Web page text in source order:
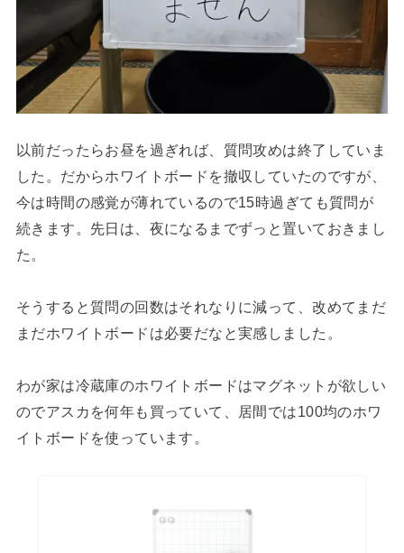
以前だったらお昼を過ぎれば、質問攻めは終了していま
した。だからホワイトボードを撤収していたのですが、
今は時間の感覚が薄れているので15時過ぎても質問が
続きます。先日は、夜になるまでずっと置いておきまし
た。
そうすると質問の回数はそれなりに減って、改めてまだ
まだホワイトボードは必要だなと実感しました。
わが家は冷蔵庫のホワイトボードはマグネットが欲しい
のでアスカを何年も買っていて、居間では100均のホワ
イトボードを使っています。